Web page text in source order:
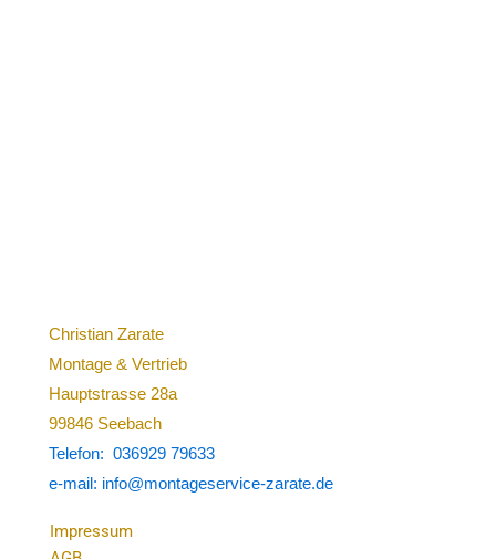
Christian Zarate
Montage & Vertrieb
Hauptstrasse 28a
99846 Seebach
Telefon: 036929 79633
e-mail: info@montageservice-zarate.de
Impressum